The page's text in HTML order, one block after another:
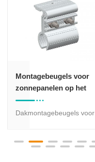
Montagebeugels voor
zonnepanelen op het
dak
Dakmontagebeugels voor
geanodiseerd aluminium